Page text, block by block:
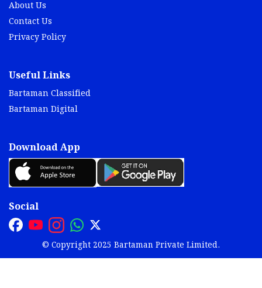
About Us
Contact Us
Privacy Policy
Useful Links
Bartaman Classified
Bartaman Digital
Download App
Social
© Copyright 2025 Bartaman Private Limited.